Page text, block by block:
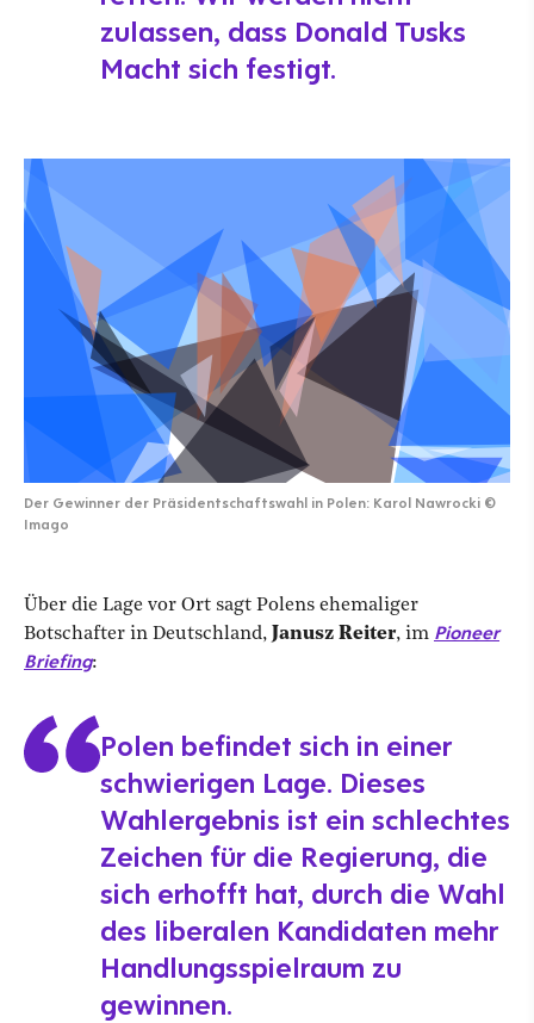
zulassen, dass Donald Tusks
Macht sich festigt.
Der Gewinner der Präsidentschaftswahl in Polen: Karol Nawrocki ©
Imago
Über die Lage vor Ort sagt Polens ehemaliger
Botschafter in Deutschland, Janusz Reiter, im Pioneer
Briefing:
Polen befindet sich in einer
schwierigen Lage. Dieses
Wahlergebnis ist ein schlechtes
Zeichen für die Regierung, die
sich erhofft hat, durch die Wahl
des liberalen Kandidaten mehr
Handlungsspielraum zu
gewinnen.